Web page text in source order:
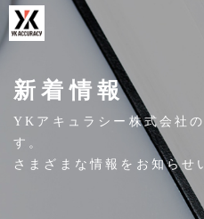
新着情報
YKアキュラシー株式会社
す。
さまざまな情報をお知らせ